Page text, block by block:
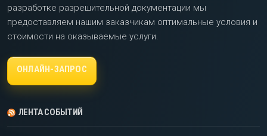
разработке разрешительной документации мы
предоставляем нашим заказчикам оптимальные условия и
стоимости на оказываемые услуги.
ОНЛАЙН-ЗАПРОС
ЛЕНТА СОБЫТИЙ